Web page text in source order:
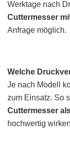
Werktage nach
Cuttermesser
Anfrage möglich.
Welche
Je nach Modell
zum Einsatz. So
Cuttermesser
hochwertig